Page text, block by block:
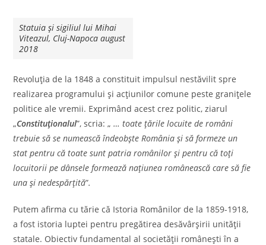
Statuia și sigiliul lui Mihai
Viteazul, Cluj-Napoca august
2018
Revoluţia de la 1848 a constituit impulsul nestăvilit spre
realizarea programului şi acţiunilor comune peste graniţele
politice ale vremii. Exprimând acest crez politic, ziarul
„Constituţionalul”, scria: „… toate ţările locuite de români
trebuie să se numească îndeobşte România şi să formeze un
stat pentru că toate sunt patria românilor şi pentru că toţi
locuitorii pe dânsele formează naţiunea românească care să fie
una şi nedespărţită”.
Putem afirma cu tărie că Istoria Românilor de la 1859-1918,
a fost istoria luptei pentru pregătirea desăvârşirii unităţii
statale. Obiectiv fundamental al societăţii româneşti în a